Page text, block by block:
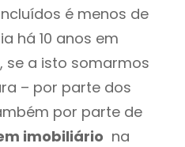
é menos de
há 10 anos em
se a isto somarmos
– por parte dos
por parte de
imobiliário na